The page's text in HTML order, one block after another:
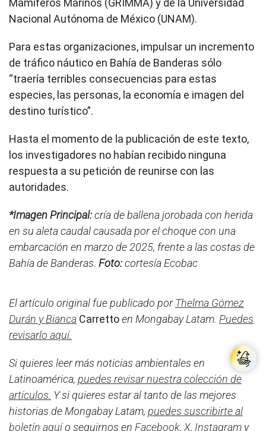
Mamíferos Marinos (GRIMMA) y de la Universidad
Nacional Autónoma de México (UNAM).
Para estas organizaciones, impulsar un incremento
de tráfico náutico en Bahía de Banderas sólo
“traería terribles consecuencias para estas
especies, las personas, la economía e imagen del
destino turístico”.
Hasta el momento de la publicación de este texto,
los investigadores no habían recibido ninguna
respuesta a su petición de reunirse con las
autoridades.
*Imagen Principal:cría de ballena jorobada con herida
en su aleta caudal causada por el choque con una
embarcación en marzo de 2025, frente a las costas de
Bahía de Banderas. Foto:cortesía Ecobac
El artículo original fue publicado porThelma Gómez
Durán y Bianca Carrettoen Mongabay Latam. Puedes
revisarlo aquí.
Si quieres leer más noticias ambientales en
Latinoamérica, puedes revisar nuestra colección de
artículos. Y si quieres estar al tanto de las mejores
historias de Mongabay Latam, puedes suscribirte al
boletín aquío seguirnos en Facebook, X, Instagram y